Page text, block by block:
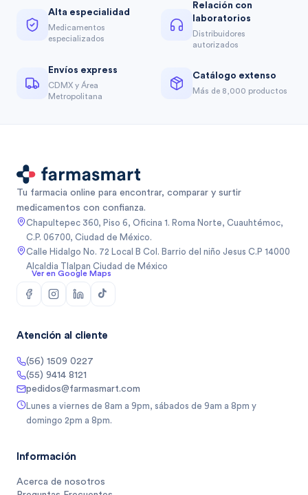
Alta especialidad
Medicamentos
especializados
Relación con
laboratorios
Distribuidores
autorizados
Envíos express
CDMX y Área
Metropolitana
Catálogo extenso
Más de 8,000 productos
Tu farmacia online para encontrar, comparar y surtir
medicamentos con confianza.
Chapultepec 360, Piso 6, Oficina 1. Roma Norte, Cuauhtémoc,
C.P. 06700, Ciudad de México.
Calle Hidalgo No. 72 Local B Col. Barrio del niño Jesus C.P 14000
Alcaldia Tlalpan Ciudad de México
Ver en Google Maps
Atención al cliente
(56) 1509 0227
(55) 9414 8121
pedidos@farmasmart.com
Lunes a viernes de 8am a 9pm, sábados de 9am a 8pm y
domingo 2pm a 8pm.
Información
Acerca de nosotros